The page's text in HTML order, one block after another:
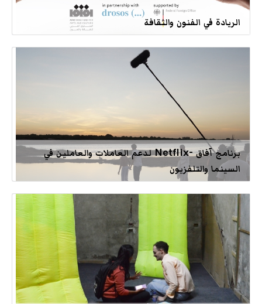
الريادة في الفنون والثقافة
برنامج آفاق -Netflix لدعم العاملات والعاملين في
السينما والتلفزيون